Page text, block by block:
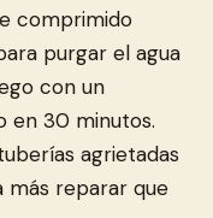
comprimido
purgar el agua
con un
en 30 minutos.
agrietadas
más reparar que